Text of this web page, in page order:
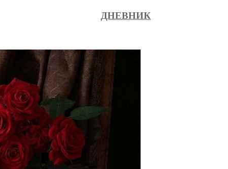
ДНЕВНИК